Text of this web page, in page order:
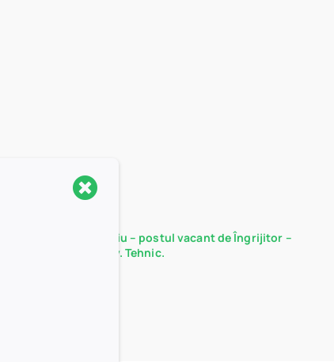
Rezultate probă interviu – postul vacant de Îngrijitor –
Serviciul Administrativ. Tehnic.